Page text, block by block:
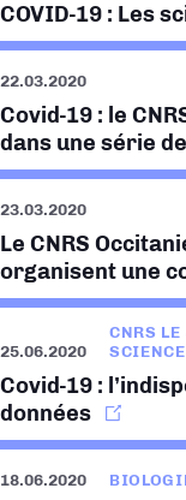
COVID-19 : Les
22.03.2020
Covid-19 : le
dans une série
23.03.2020
Le CNRS
organisent une
25.06.2020
CNRS LE
Covid-19 :
données
18.06.2020